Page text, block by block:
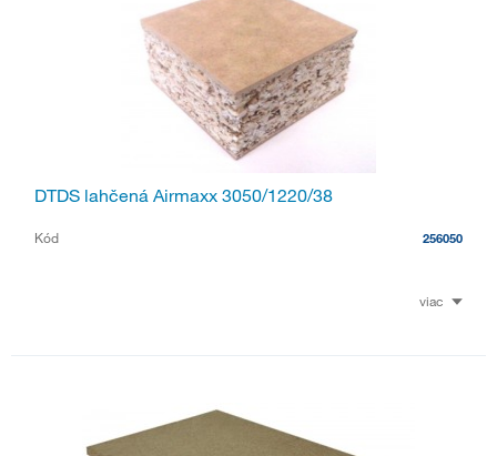
DTDS lahčená Airmaxx 3050/1220/38
Kód 256050
viac